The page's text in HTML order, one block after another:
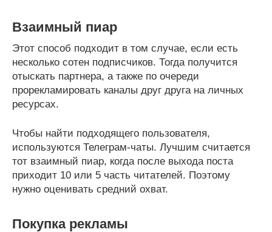
Взаимный пиар
Этот способ подходит в том случае, если есть
несколько сотен подписчиков. Тогда получится
отыскать партнера, а также по очереди
прорекламировать каналы друг друга на личных
ресурсах.
Чтобы найти подходящего пользователя,
используются Телеграм-чаты. Лучшим считается
тот взаимный пиар, когда после выхода поста
приходит 10 или 5 часть читателей. Поэтому
нужно оценивать средний охват.
Покупка рекламы